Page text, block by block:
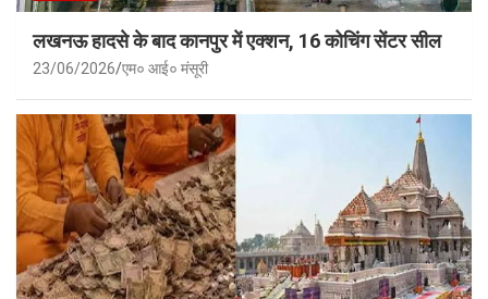
लखनऊ हादसे के बाद कानपुर में एक्शन, 16 कोचिंग सेंटर सील
23/06/2026 एम० आई० मंसूरी